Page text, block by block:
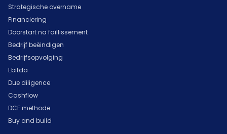
Strategische overname
Financiering
Doorstart na faillissement
Bedrijf beëindigen
Bedrijfsopvolging
Ebitda
Due diligence
Cashflow
DCF methode
Buy and build